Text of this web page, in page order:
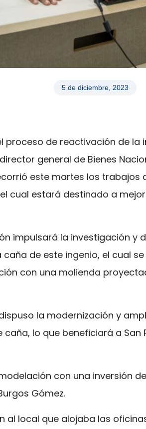
5 de diciembre, 2023
proceso de reactivación de la
general de Bienes
este martes los
cual estará destinado a
impulsará la investigación
de este ingenio, el cual
con una molienda
la modernización y
lo que beneficiará a San
con una inversión
Gómez.
al local que alojaba las